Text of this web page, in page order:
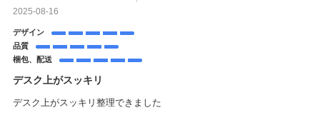
2025-08-16
デザイン
品質
梱包、配送
デスク上がスッキリ
デスク上がスッキリ整理できました